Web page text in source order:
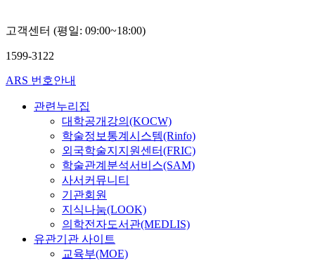
고객센터 (평일: 09:00~18:00)
1599-3122
ARS 번호안내
관련누리집
대학공개강의(KOCW)
학술정보통계시스템(Rinfo)
외국학술지지원센터(FRIC)
학술관계분석서비스(SAM)
사서커뮤니티
기관회원
지식나눔(LOOK)
의학전자도서관(MEDLIS)
유관기관 사이트
교육부(MOE)